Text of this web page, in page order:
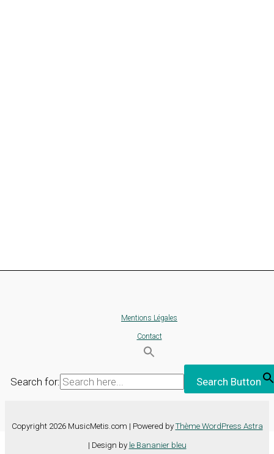
Mentions Légales
Contact
Search for: Search Button
Copyright 2026 MusicMetis.com | Powered by Thème WordPress Astra
| Design by le Bananier bleu